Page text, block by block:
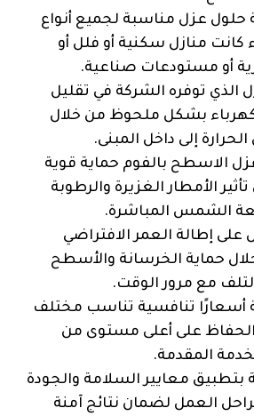
حلول عزل مناسبة لجميع أنواع
كانت منازل سكنية أو فلل أو
أو مستودعات صناعية.
الذي توفره الشركة في تقليل
بشكل ملحوظ من خلال
إلى داخل المبنى.
الاسطح بالفوم حماية قوية
الأمطار الغزيرة والرطوبة
الشمس المباشرة.
على إطالة العمر الافتراضي
حماية الخرسانة والأسطح
مع مرور الوقت.
أسعارًا تنافسية تناسب مختلف
على أعلى مستوى من
المقدمة.
بتطبيق معايير السلامة والجودة
العمل لضمان نتائج آمنة